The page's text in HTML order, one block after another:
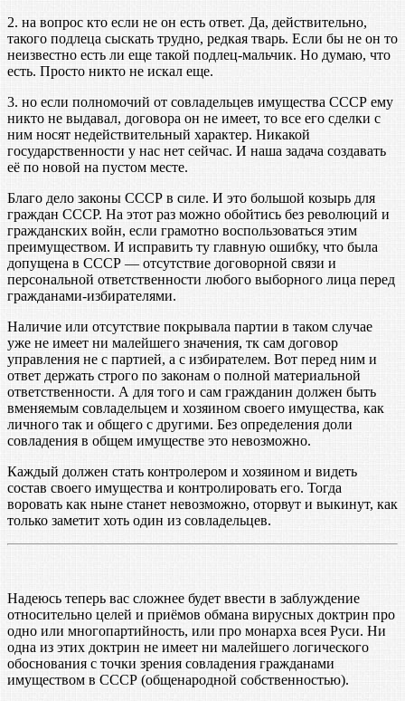
2. на вопрос кто если не он есть ответ. Да, действительно,
такого подлеца сыскать трудно, редкая тварь. Если бы не он то
неизвестно есть ли еще такой подлец-мальчик. Но думаю, что
есть. Просто никто не искал еще.
3. но если полномочий от совладельцев имущества СССР ему
никто не выдавал, договора он не имеет, то все его сделки с
ним носят недействительный характер. Никакой
государственности у нас нет сейчас. И наша задача создавать
её по новой на пустом месте.
Благо дело законы СССР в силе. И это большой козырь для
граждан СССР. На этот раз можно обойтись без революций и
гражданских войн, если грамотно воспользоваться этим
преимуществом. И исправить ту главную ошибку, что была
допущена в СССР — отсутствие договорной связи и
персональной ответственности любого выборного лица перед
гражданами-избирателями.
Наличие или отсутствие покрывала партии в таком случае
уже не имеет ни малейшего значения, тк сам договор
управления не с партией, а с избирателем. Вот перед ним и
ответ держать строго по законам о полной материальной
ответственности. А для того и сам гражданин должен быть
вменяемым совладельцем и хозяином своего имущества, как
личного так и общего с другими. Без определения доли
совладения в общем имуществе это невозможно.
Каждый должен стать контролером и хозяином и видеть
состав своего имущества и контролировать его. Тогда
воровать как ныне станет невозможно, оторвут и выкинут, как
только заметит хоть один из совладельцев.
Надеюсь теперь вас сложнее будет ввести в заблуждение
относительно целей и приёмов обмана вирусных доктрин про
одно или многопартийность, или про монарха всея Руси. Ни
одна из этих доктрин не имеет ни малейшего логического
обоснования с точки зрения совладения гражданами
имуществом в СССР (общенародной собственностью).